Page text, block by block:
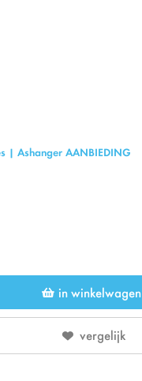
| Ashanger AANBIEDING
in winkelwagen
vergelijk